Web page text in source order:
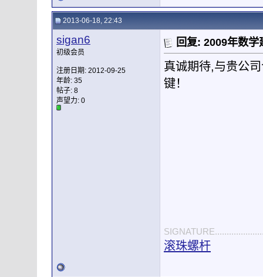
2013-06-18, 22:43
sigan6
初级会员
注册日期: 2012-09-25
年龄: 35
帖子: 8
声望力: 0
回复: 2009年数
真诚期待,与贵公
键！
滚珠螺杆